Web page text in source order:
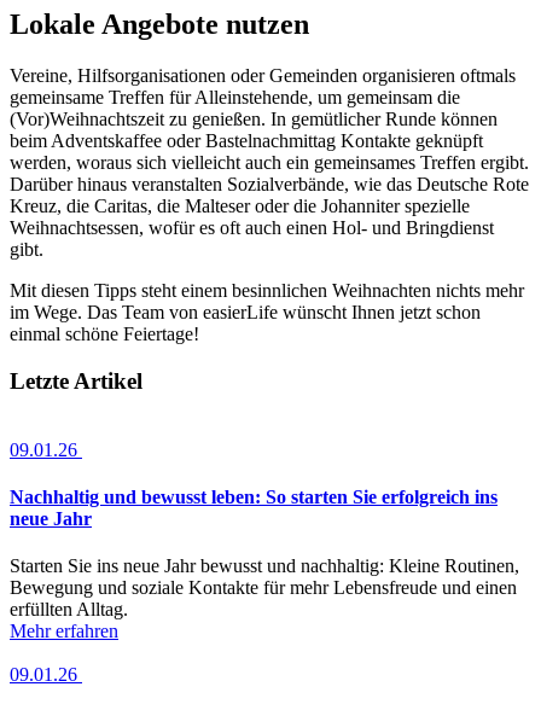
Lokale Angebote nutzen
Vereine, Hilfsorganisationen oder Gemeinden organisieren oftmals
gemeinsame Treffen für Alleinstehende, um gemeinsam die
(Vor)Weihnachtszeit zu genießen. In gemütlicher Runde können
beim Adventskaffee oder Bastelnachmittag Kontakte geknüpft
werden, woraus sich vielleicht auch ein gemeinsames Treffen ergibt.
Darüber hinaus veranstalten Sozialverbände, wie das Deutsche Rote
Kreuz, die Caritas, die Malteser oder die Johanniter spezielle
Weihnachtsessen, wofür es oft auch einen Hol- und Bringdienst
gibt.
Mit diesen Tipps steht einem besinnlichen Weihnachten nichts mehr
im Wege. Das Team von easierLife wünscht Ihnen jetzt schon
einmal schöne Feiertage!
Letzte Artikel
09.01.26
Nachhaltig und bewusst leben: So starten Sie erfolgreich ins
neue Jahr
Starten Sie ins neue Jahr bewusst und nachhaltig: Kleine Routinen,
Bewegung und soziale Kontakte für mehr Lebensfreude und einen
erfüllten Alltag.
Mehr erfahren
09.01.26